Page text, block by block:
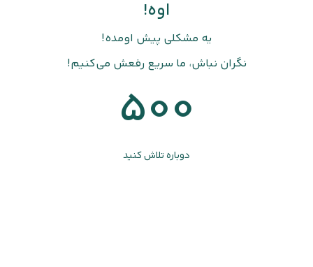
اوه!
یه مشکلی پیش اومده!
نگران نباش، ما سریع رفعش می‌کنیم!
500
دوباره تلاش کنید